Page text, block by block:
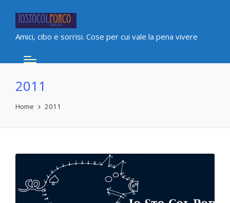
Amici, cibo e sorrisi. Cose per cui vale la pena vivere
2011
Home 2011